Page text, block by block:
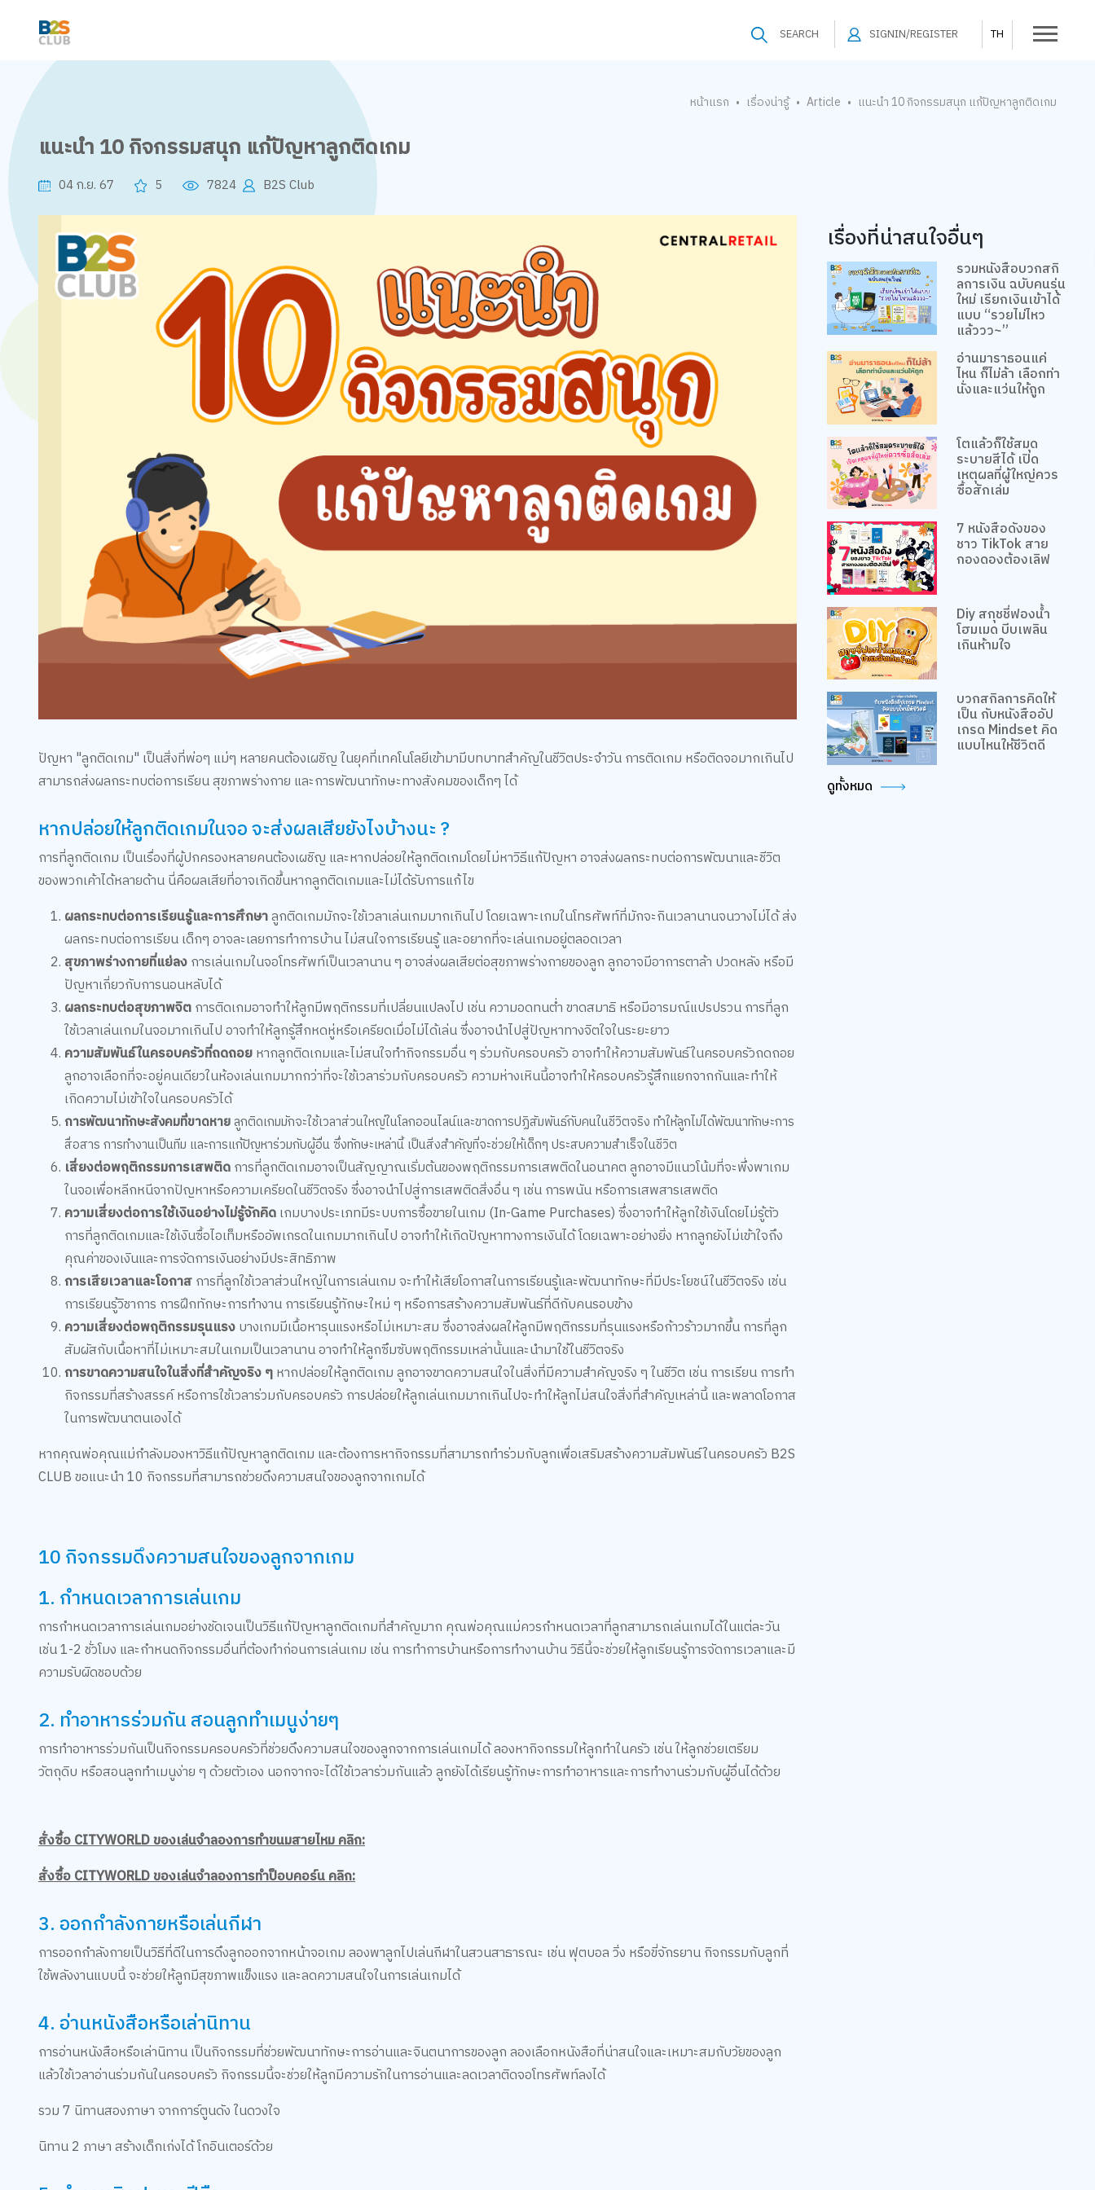
SEARCH SIGNIN/REGISTER TH
หน้าแรก • เรื่องน่ารู้ • Article • แนะนำ 10 กิจกรรมสนุก แก้ปัญหาลูกติดเกม
แนะนำ 10 กิจกรรมสนุก แก้ปัญหาลูกติดเกม
04 ก.ย. 67 5 7824 B2S Club
ปัญหา "ลูกติดเกม" เป็นสิ่งที่พ่อๆ แม่ๆ หลายคนต้องเผชิญ ในยุคที่เทคโนโลยีเข้ามามีบทบาทสำคัญในชีวิตประจำวัน การติดเกม หรือติดจอมากเกินไป
สามารถส่งผลกระทบต่อการเรียน สุขภาพร่างกาย และการพัฒนาทักษะทางสังคมของเด็กๆ ได้
หากปล่อยให้ลูกติดเกมในจอ จะส่งผลเสียยังไงบ้างนะ ?
การที่ลูกติดเกม เป็นเรื่องที่ผู้ปกครองหลายคนต้องเผชิญ และหากปล่อยให้ลูกติดเกมโดยไม่หาวิธีแก้ปัญหา อาจส่งผลกระทบต่อการพัฒนาและชีวิต
ของพวกเค้าได้หลายด้าน นี่คือผลเสียที่อาจเกิดขึ้นหากลูกติดเกมและไม่ได้รับการแก้ไข
ผลกระทบต่อการเรียนรู้และการศึกษาลูกติดเกมมักจะใช้เวลาเล่นเกมมากเกินไป โดยเฉพาะเกมในโทรศัพท์ที่มักจะกินเวลานานจนวางไม่ได้ ส่ง
ผลกระทบต่อการเรียน เด็กๆ อาจละเลยการทำการบ้าน ไม่สนใจการเรียนรู้ และอยากที่จะเล่นเกมอยู่ตลอดเวลา
สุขภาพร่างกายที่แย่ลงการเล่นเกมในจอโทรศัพท์เป็นเวลานาน ๆ อาจส่งผลเสียต่อสุขภาพร่างกายของลูก ลูกอาจมีอาการตาล้า ปวดหลัง หรือมี
ปัญหาเกี่ยวกับการนอนหลับได้
ผลกระทบต่อสุขภาพจิตการติดเกมอาจทำให้ลูกมีพฤติกรรมที่เปลี่ยนแปลงไป เช่น ความอดทนต่ำ ขาดสมาธิ หรือมีอารมณ์แปรปรวน การที่ลูก
ใช้เวลาเล่นเกมในจอมากเกินไป อาจทำให้ลูกรู้สึกหดหู่หรือเครียดเมื่อไม่ได้เล่น ซึ่งอาจนำไปสู่ปัญหาทางจิตใจในระยะยาว
ความสัมพันธ์ในครอบครัวที่ถดถอยหากลูกติดเกมและไม่สนใจทำกิจกรรมอื่น ๆ ร่วมกับครอบครัว อาจทำให้ความสัมพันธ์ในครอบครัวถดถอย
ลูกอาจเลือกที่จะอยู่คนเดียวในห้องเล่นเกมมากกว่าที่จะใช้เวลาร่วมกับครอบครัว ความห่างเหินนี้อาจทำให้ครอบครัวรู้สึกแยกจากกันและทำให้
เกิดความไม่เข้าใจในครอบครัวได้
การพัฒนาทักษะสังคมที่ขาดหายลูกติดเกมมักจะใช้เวลาส่วนใหญ่ในโลกออนไลน์และขาดการปฏิสัมพันธ์กับคนในชีวิตจริง ทำให้ลูกไม่ได้พัฒนาทักษะการ
สื่อสาร การทำงานเป็นทีม และการแก้ปัญหาร่วมกับผู้อื่น ซึ่งทักษะเหล่านี้ เป็นสิ่งสำคัญที่จะช่วยให้เด็กๆ ประสบความสำเร็จในชีวิต
เสี่ยงต่อพฤติกรรมการเสพติดการที่ลูกติดเกมอาจเป็นสัญญาณเริ่มต้นของพฤติกรรมการเสพติดในอนาคต ลูกอาจมีแนวโน้มที่จะพึ่งพาเกม
ในจอเพื่อหลีกหนีจากปัญหาหรือความเครียดในชีวิตจริง ซึ่งอาจนำไปสู่การเสพติดสิ่งอื่น ๆ เช่น การพนัน หรือการเสพสารเสพติด
ความเสี่ยงต่อการใช้เงินอย่างไม่รู้จักคิดเกมบางประเภทมีระบบการซื้อขายในเกม (In-Game Purchases) ซึ่งอาจทำให้ลูกใช้เงินโดยไม่รู้ตัว
การที่ลูกติดเกมและใช้เงินซื้อไอเท็มหรืออัพเกรดในเกมมากเกินไป อาจทำให้เกิดปัญหาทางการเงินได้ โดยเฉพาะอย่างยิ่ง หากลูกยังไม่เข้าใจถึง
คุณค่าของเงินและการจัดการเงินอย่างมีประสิทธิภาพ
การเสียเวลาและโอกาสการที่ลูกใช้เวลาส่วนใหญ่ในการเล่นเกม จะทำให้เสียโอกาสในการเรียนรู้และพัฒนาทักษะที่มีประโยชน์ในชีวิตจริง เช่น
การเรียนรู้วิชาการ การฝึกทักษะการทำงาน การเรียนรู้ทักษะใหม่ ๆ หรือการสร้างความสัมพันธ์ที่ดีกับคนรอบข้าง
ความเสี่ยงต่อพฤติกรรมรุนแรงบางเกมมีเนื้อหารุนแรงหรือไม่เหมาะสม ซึ่งอาจส่งผลให้ลูกมีพฤติกรรมที่รุนแรงหรือก้าวร้าวมากขึ้น การที่ลูก
สัมผัสกับเนื้อหาที่ไม่เหมาะสมในเกมเป็นเวลานาน อาจทำให้ลูกซึมซับพฤติกรรมเหล่านั้นและนำมาใช้ในชีวิตจริง
การขาดความสนใจในสิ่งที่สำคัญจริง ๆหากปล่อยให้ลูกติดเกม ลูกอาจขาดความสนใจในสิ่งที่มีความสำคัญจริง ๆ ในชีวิต เช่น การเรียน การทำ
กิจกรรมที่สร้างสรรค์ หรือการใช้เวลาร่วมกับครอบครัว การปล่อยให้ลูกเล่นเกมมากเกินไปจะทำให้ลูกไม่สนใจสิ่งที่สำคัญเหล่านี้ และพลาดโอกาส
ในการพัฒนาตนเองได้
หากคุณพ่อคุณแม่กำลังมองหาวิธีแก้ปัญหาลูกติดเกม และต้องการหากิจกรรมที่สามารถทำร่วมกับลูกเพื่อเสริมสร้างความสัมพันธ์ในครอบครัว B2S
CLUB ขอแนะนำ 10 กิจกรรมที่สามารถช่วยดึงความสนใจของลูกจากเกมได้
10 กิจกรรมดึงความสนใจของลูกจากเกม
1. กำหนดเวลาการเล่นเกม
การกำหนดเวลาการเล่นเกมอย่างชัดเจนเป็นวิธีแก้ปัญหาลูกติดเกมที่สำคัญมาก คุณพ่อคุณแม่ควรกำหนดเวลาที่ลูกสามารถเล่นเกมได้ในแต่ละวัน
เช่น 1-2 ชั่วโมง และกำหนดกิจกรรมอื่นที่ต้องทำก่อนการเล่นเกม เช่น การทำการบ้านหรือการทำงานบ้าน วิธีนี้จะช่วยให้ลูกเรียนรู้การจัดการเวลาและมี
ความรับผิดชอบด้วย
2. ทำอาหารร่วมกัน สอนลูกทำเมนูง่ายๆ
การทำอาหารร่วมกันเป็นกิจกรรมครอบครัวที่ช่วยดึงความสนใจของลูกจากการเล่นเกมได้ ลองหากิจกรรมให้ลูกทำในครัว เช่น ให้ลูกช่วยเตรียม
วัตถุดิบ หรือสอนลูกทำเมนูง่าย ๆ ด้วยตัวเอง นอกจากจะได้ใช้เวลาร่วมกันแล้ว ลูกยังได้เรียนรู้ทักษะการทำอาหารและการทำงานร่วมกับผู้อื่นได้ด้วย
สั่งซื้อ CITYWORLD ของเล่นจำลองการทำขนมสายไหม คลิก:
สั่งซื้อ CITYWORLD ของเล่นจำลองการทำป็อบคอร์น คลิก:
3. ออกกำลังกายหรือเล่นกีฬา
การออกกำลังกายเป็นวิธีที่ดีในการดึงลูกออกจากหน้าจอเกม ลองพาลูกไปเล่นกีฬาในสวนสาธารณะ เช่น ฟุตบอล วิ่ง หรือขี่จักรยาน กิจกรรมกับลูกที่
ใช้พลังงานแบบนี้ จะช่วยให้ลูกมีสุขภาพแข็งแรง และลดความสนใจในการเล่นเกมได้
4. อ่านหนังสือหรือเล่านิทาน
การอ่านหนังสือหรือเล่านิทาน เป็นกิจกรรมที่ช่วยพัฒนาทักษะการอ่านและจินตนาการของลูก ลองเลือกหนังสือที่น่าสนใจและเหมาะสมกับวัยของลูก
แล้วใช้เวลาอ่านร่วมกันในครอบครัว กิจกรรมนี้จะช่วยให้ลูกมีความรักในการอ่านและลดเวลาติดจอโทรศัพท์ลงได้
รวม 7 นิทานสองภาษา จากการ์ตูนดัง ในดวงใจ
นิทาน 2 ภาษา สร้างเด็กเก่งได้ โกอินเตอร์ด้วย
เรื่องที่น่าสนใจอื่นๆ
รวมหนังสือบวกสกิ
ลการเงิน ฉบับคนรุ่น
ใหม่ เรียกเงินเข้าได้
แบบ “รวยไม่ไหว
แล้ววว~”
อ่านมาราธอนแค่
ไหน ก็ไม่ล้า เลือกท่า
นั่งและแว่นให้ถูก
โตแล้วก็ใช้สมุด
ระบายสีได้ เปิด
เหตุผลที่ผู้ใหญ่ควร
ซื้อสักเล่ม
7 หนังสือดังของ
ชาว TikTok สาย
กองดองต้องเลิฟ
Diy สกุชชี่ฟองน้ำ
โฮมเมด บีบเพลิน
เกินห้ามใจ
บวกสกิลการคิดให้
เป็น กับหนังสืออัป
เกรด Mindset คิด
แบบไหนให้ชีวิตดี
ดูทั้งหมด